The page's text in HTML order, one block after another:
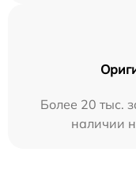
Более 20 тыс.
наличии